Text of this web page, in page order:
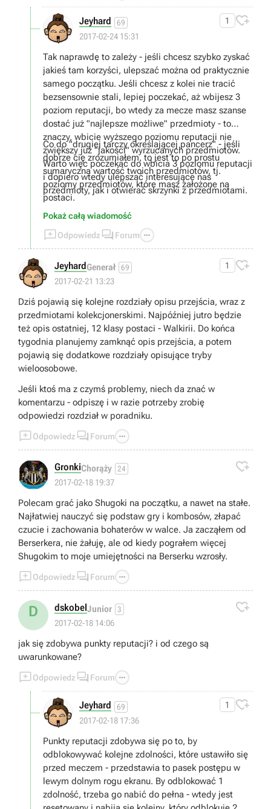
Jeyhard 69
2017-02-24 15:31
1 
Tak naprawdę to zależy - jeśli chcesz szybko zyskać
jakieś tam korzyści, ulepszać można od praktycznie
samego początku. Jeśli chcesz z kolei nie tracić
bezsensownie stali, lepiej poczekać, aż wbijesz 3
poziom reputacji, bo wtedy za mecze masz szanse
dostać już "najlepsze możliwe" przedmioty - to
znaczy, wbicie wyższego poziomu reputacji nie
zwiększy już "jakości" wyrzucanych przedmiotów.
Warto więc poczekać do wbicia 3 poziomu reputacji
i dopiero wtedy ulepszać interesujące nas
przedmioty, jak i otwierać skrzynki z przedmiotami.
Co do "drugiej tarczy określającej pancerz" - jeśli
dobrze cię zrozumiałem, to jest to po prostu
sumaryczna wartość twoich przedmiotów, tj.
poziomy przedmiotów, które masz założone na
postaci.
Pokaż całą wiadomość
Odpowiedz  Forum 
JeyhardGenerał 69
2017-02-21 13:23
1 
Dziś pojawią się kolejne rozdziały opisu przejścia, wraz z
przedmiotami kolekcjonerskimi. Najpóźniej jutro będzie
też opis ostatniej, 12 klasy postaci - Walkirii. Do końca
tygodnia planujemy zamknąć opis przejścia, a potem
pojawią się dodatkowe rozdziały opisujące tryby
wieloosobowe.
Jeśli ktoś ma z czymś problemy, niech da znać w
komentarzu - odpiszę i w razie potrzeby zrobię
odpowiedzi rozdział w poradniku.
Odpowiedz  Forum 
GronkiChorąży 24
2017-02-18 19:37

Polecam grać jako Shugoki na początku, a nawet na stałe.
Najłatwiej nauczyć się podstaw gry i kombosów, złapać
czucie i zachowania bohaterów w walce. Ja zacząłem od
Berserkera, nie żałuję, ale od kiedy pograłem więcej
Shugokim to moje umiejętności na Berserku wzrosły.
Odpowiedz  Forum 
D dskobel Junior 3
2017-02-18 14:06

jak się zdobywa punkty reputacji? i od czego są
uwarunkowane?
Odpowiedz  Forum 
Jeyhard 69
2017-02-18 17:36
1 
Punkty reputacji zdobywa się po to, by
odblokowywać kolejne zdolności, które ustawiło się
przed meczem - przedstawia to pasek postępu w
lewym dolnym rogu ekranu. By odblokować 1
zdolność, trzeba go nabić do pełna - wtedy jest